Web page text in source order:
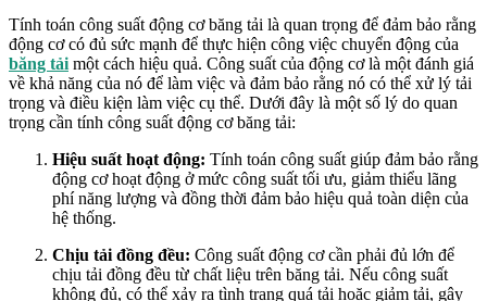
Tính toán công suất động cơ băng tải là quan trọng để đảm bảo rằng
động cơ có đủ sức mạnh để thực hiện công việc chuyển động của
băng tải một cách hiệu quả. Công suất của động cơ là một đánh giá
về khả năng của nó để làm việc và đảm bảo rằng nó có thể xử lý tải
trọng và điều kiện làm việc cụ thể. Dưới đây là một số lý do quan
trọng cần tính công suất động cơ băng tải:
Hiệu suất hoạt động: Tính toán công suất giúp đảm bảo rằng
động cơ hoạt động ở mức công suất tối ưu, giảm thiểu lãng
phí năng lượng và đồng thời đảm bảo hiệu quả toàn diện của
hệ thống.
Chịu tải đồng đều: Công suất động cơ cần phải đủ lớn để
chịu tải đồng đều từ chất liệu trên băng tải. Nếu công suất
không đủ, có thể xảy ra tình trạng quá tải hoặc giảm tải, gây